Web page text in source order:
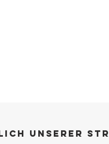
unserer